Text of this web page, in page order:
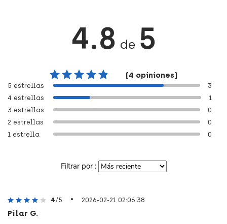
4.8 de 5
(4 opiniones)
1 estrella 0
2 estrellas 0
3 estrellas 0
4 estrellas 1
5 estrellas 3
Filtrar por :
4/5 • 2026-02-21 02:06:38
Pilar G.